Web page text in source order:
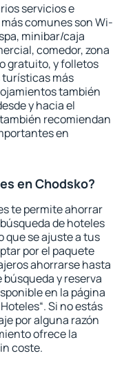
servicios e
comunes son Wi-
minibar/caja
comedor, zona
gratuito, y folletos
más
también
y hacia el
recomiendan
en
en Chodsko?
te permite ahorrar
de hoteles
que se ajuste a tus
por el paquete
ahorrarse hasta
y reserva
en la página
Si no estás
por alguna razón
ofrece la
coste.